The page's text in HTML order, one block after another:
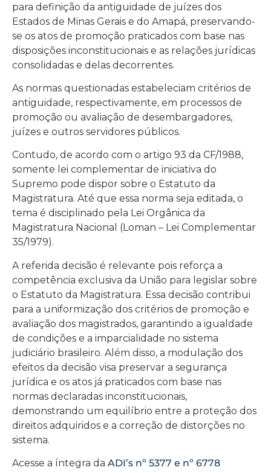
para definição da antiguidade de juízes dos
Estados de Minas Gerais e do Amapá, preservando-
se os atos de promoção praticados com base nas
disposições inconstitucionais e as relações jurídicas
consolidadas e delas decorrentes.
As normas questionadas estabeleciam critérios de
antiguidade, respectivamente, em processos de
promoção ou avaliação de desembargadores,
juízes e outros servidores públicos.
Contudo, de acordo com o artigo 93 da CF/1988,
somente lei complementar de iniciativa do
Supremo pode dispor sobre o Estatuto da
Magistratura. Até que essa norma seja editada, o
tema é disciplinado pela Lei Orgânica da
Magistratura Nacional (Loman – Lei Complementar
35/1979).
A referida decisão é relevante pois reforça a
competência exclusiva da União para legislar sobre
o Estatuto da Magistratura. Essa decisão contribui
para a uniformização dos critérios de promoção e
avaliação dos magistrados, garantindo a igualdade
de condições e a imparcialidade no sistema
judiciário brasileiro. Além disso, a modulação dos
efeitos da decisão visa preservar a segurança
jurídica e os atos já praticados com base nas
normas declaradas inconstitucionais,
demonstrando um equilíbrio entre a proteção dos
direitos adquiridos e a correção de distorções no
sistema.
Acesse a íntegra da ADI’s nº 5377 e nº 6778